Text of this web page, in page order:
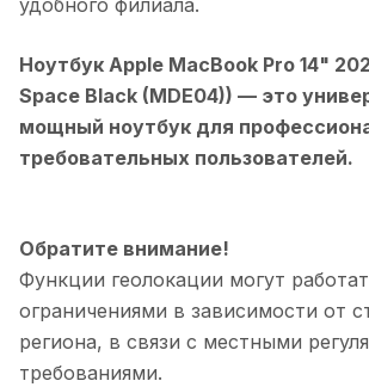
Ноутбук Apple MacBook Pro 14"
Space Black (MDE04)) — это
мощный ноутбук для
требовательных пользователей.
Обратите внимание!
Функции геолокации могут
ограничениями в зависимости от
региона, в связи с местными
требованиями.